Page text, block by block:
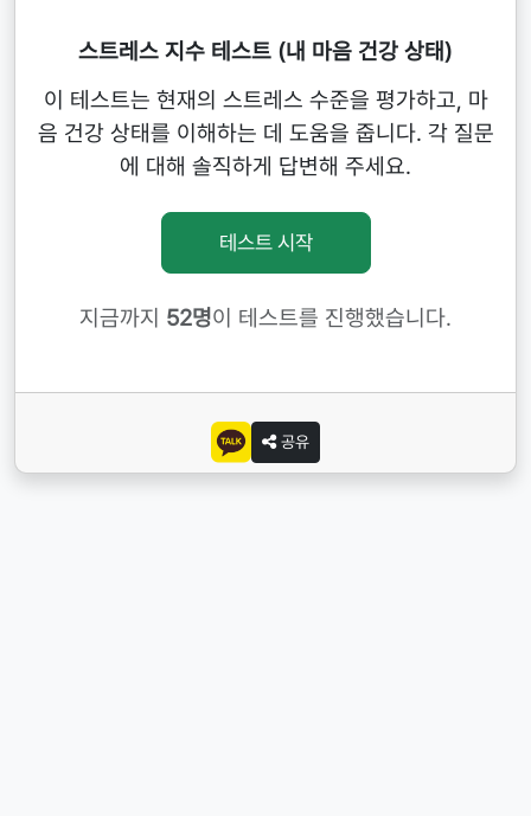
스트레스 지수 테스트 (내 마음 건강 상태)
이 테스트는 현재의 스트레스 수준을 평가하고, 마
음 건강 상태를 이해하는 데 도움을 줍니다. 각 질문
에 대해 솔직하게 답변해 주세요.
테스트 시작
지금까지 52명이 테스트를 진행했습니다.
공유